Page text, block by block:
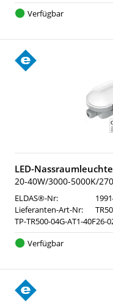
Verfügbar
LED-
20-40W/3000-5000K/
ELDAS®-Nr:
Lieferanten-Art-Nr:
TP-TR500-04G-AT1-40F26-
Verfügbar